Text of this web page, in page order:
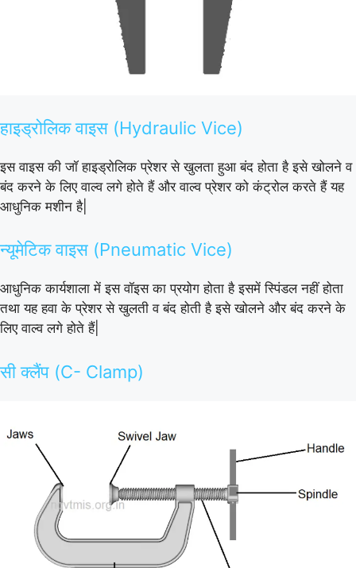
हाइड्रोलिक वाइस (Hydraulic Vice)
इस वाइस की जॉ हाइड्रोलिक प्रेशर से खुलता हुआ बंद होता है इसे खोलने व
बंद करने के लिए वाल्व लगे होते हैं और वाल्व प्रेशर को कंट्रोल करते हैं यह
आधुनिक मशीन है|
न्यूमेटिक वाइस (Pneumatic Vice)
आधुनिक कार्यशाला में इस वॉइस का प्रयोग होता है इसमें स्पिंडल नहीं होता
तथा यह हवा के प्रेशर से खुलती व बंद होती है इसे खोलने और बंद करने के
लिए वाल्व लगे होते हैं|
सी क्लैंप (C- Clamp)